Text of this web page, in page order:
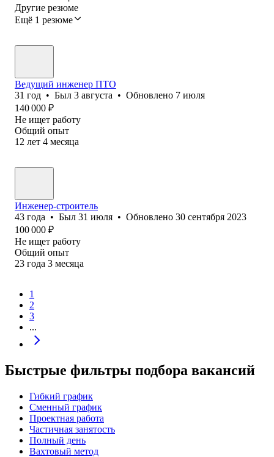
Другие резюме
Ещё 1 резюме
Ведущий инженер ПТО
31 год • Был 3 августа • Обновлено 7 июля
140 000 ₽
Не ищет работу
Общий опыт
12 лет 4 месяца
Инженер-строитель
43 года • Был 31 июля • Обновлено 30 сентября 2023
100 000 ₽
Не ищет работу
Общий опыт
23 года 3 месяца
1
2
3
...
Быстрые фильтры подбора вакансий
Гибкий график
Сменный график
Проектная работа
Частичная занятость
Полный день
Вахтовый метод